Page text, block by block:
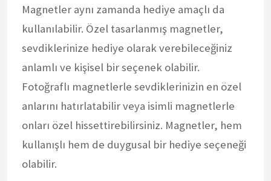
Magnetler aynı zamanda hediye amaçlı da
kullanılabilir. Özel tasarlanmış magnetler,
sevdiklerinize hediye olarak verebileceğiniz
anlamlı ve kişisel bir seçenek olabilir.
Fotoğraflı magnetlerle sevdiklerinizin en özel
anlarını hatırlatabilir veya isimli magnetlerle
onları özel hissettirebilirsiniz. Magnetler, hem
kullanışlı hem de duygusal bir hediye seçeneği
olabilir.